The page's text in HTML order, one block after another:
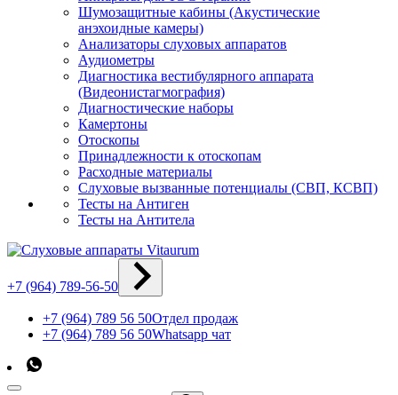
Шумозащитные кабины (Акустические
анэхоидные камеры)
Анализаторы слуховых аппаратов
Аудиометры
Диагностика вестибулярного аппарата
(Видеонистагмография)
Диагностические наборы
Камертоны
Отоскопы
Принадлежности к отоскопам
Расходные материалы
Слуховые вызванные потенциалы (СВП, КСВП)
Тесты на Антиген
Тесты на Антитела
+7 (964) 789-56-50
+7 (964) 789 56 50Отдел продаж
+7 (964) 789 56 50Whatsapp чат